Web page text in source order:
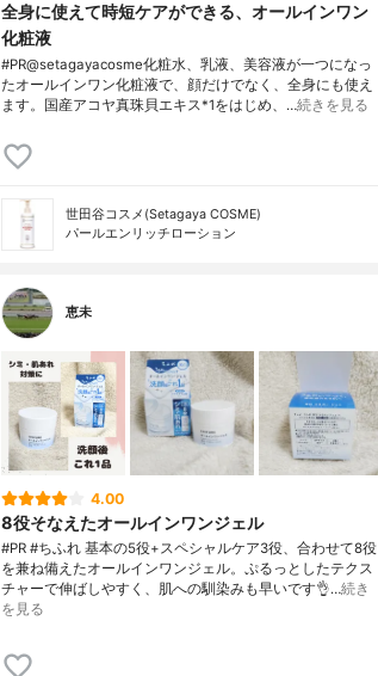
全身に使えて時短ケアができる、オールインワン
化粧液
#PR@setagayacosme化粧水、乳液、美容液が一つになっ
たオールインワン化粧液で、顔だけでなく、全身にも使え
ます。国産アコヤ真珠貝エキス*1をはじめ、…続きを見る
世田谷コスメ(Setagaya COSME)
パールエンリッチローション
恵未
4.00
8役そなえたオールインワンジェル
#PR #ちふれ 基本の5役+スペシャルケア3役、合わせて8役
を兼ね備えたオールインワンジェル。ぷるっとしたテクス
チャーで伸ばしやすく、肌への馴染みも早いです👌…続き
を見る